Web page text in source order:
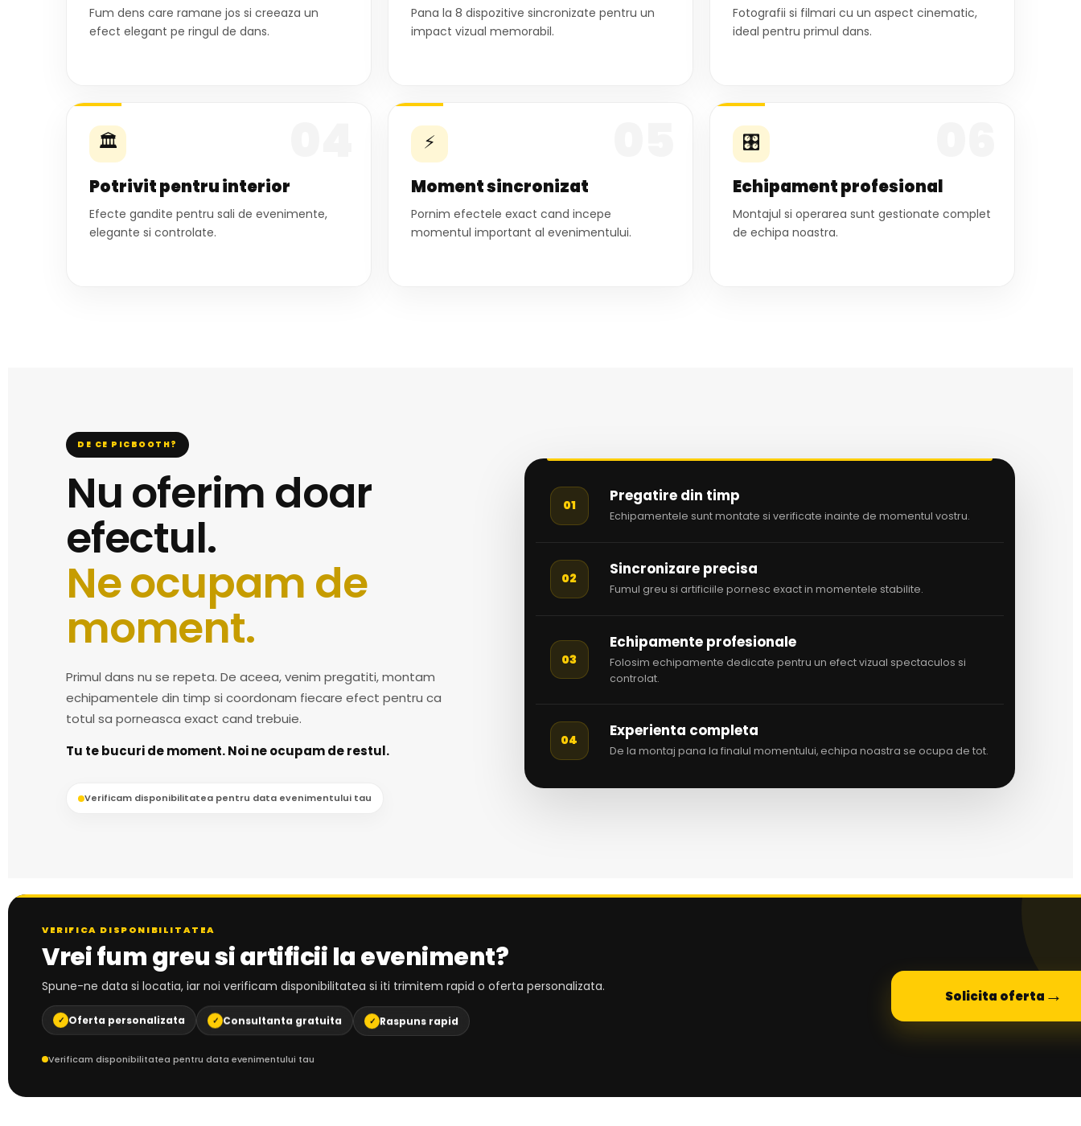
Fum dens care ramane jos si creeaza un
efect elegant pe ringul de dans.
Pana la 8 dispozitive sincronizate pentru un
impact vizual memorabil.
Fotografii si filmari cu un aspect cinematic,
ideal pentru primul dans.
🏛
Potrivit pentru interior
Efecte gandite pentru sali de evenimente,
elegante si controlate.
⚡
Moment sincronizat
Pornim efectele exact cand incepe
momentul important al evenimentului.
🎛
Echipament profesional
Montajul si operarea sunt gestionate complet
de echipa noastra.
DE CE PICBOOTH?
Nu oferim doar
efectul.
Ne ocupam de
moment.
Primul dans nu se repeta. De aceea, venim pregatiti, montam
echipamentele din timp si coordonam fiecare efect pentru ca
totul sa porneasca exact cand trebuie.
Tu te bucuri de moment. Noi ne ocupam de restul.
Verificam disponibilitatea pentru data evenimentului tau
01 Pregatire din timp
Echipamentele sunt montate si verificate inainte de momentul vostru.
02 Sincronizare precisa
Fumul greu si artificiile pornesc exact in momentele stabilite.
03
Echipamente profesionale
Folosim echipamente dedicate pentru un efect vizual spectaculos si
controlat.
04 Experienta completa
De la montaj pana la finalul momentului, echipa noastra se ocupa de tot.
VERIFICA DISPONIBILITATEA
Vrei fum greu si artificii la eveniment?
Spune-ne data si locatia, iar noi verificam disponibilitatea si iti trimitem rapid o oferta personalizata.
✓ Oferta personalizata ✓ Consultanta gratuita ✓ Raspuns rapid
Verificam disponibilitatea pentru data evenimentului tau
Solicita oferta →